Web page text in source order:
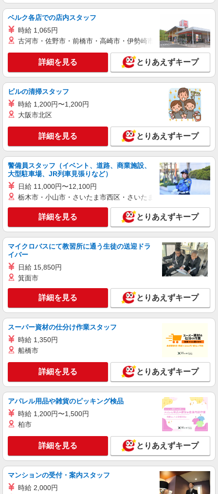
時給1600円〜2250円 ＜日払い有/週払い有/交
通費全支給(ガソリン代含む)＞
詳細を見る
株式会社kotrio /●SW-S-2023265
【東久留米駅】看護助手募集(パート)＊柔軟性
がある働き方♪
時給1550円〜2312円 ＜交通費全支給(ガソリ
東久留米市/駅チカで好アクセス★
キープ 詳細を見る
職業紹介
株式会社kotrio /●SW-S-2078167
ひばりケ丘＊高日収＊高齢者向け住宅の看護師
＊パート勤務
時給2400円〜＜交通費全額支給(ガソリン代含
む)＞
東久留米市＊交通費全額支給
詳細を見る
職業紹介
株式会社kotrio /●SW-S-2097516
≪正社員≫東久留米駅＊看護助手としてキャリ
アを築くチャンス！
【正社員】月給240,000〜400,000円 ・基本
給：200,000円〜220,000円 ・資格手当：10,000〜
30,000円 ・役職手当：10,000〜70,000円 ・処遇改
善手当：20,000〜60,000円（勤続年数、保有資格
により変動） ・固定残業手当：20,000円（10時
間） ※固定残業時間を超過する場合には超過勤務
手当として別途支給 ・夜勤手当：10,000円/1回
（上記給与とは別に支給） 下記資格をお持ちの方
歓迎 ・認知症介護基礎研修 ・初任者研修 ・実務
者研修 ・介護福祉士 など
キープ 詳細を見る
株式会社kotrio /●SW-S-2078289
＼介護施設の看護師界隈でも大人気！／日勤の
時給2400円〜＜交通費全額支給(ガソリン代含
む)＞
東久留米市/駅チカで好アクセス★
キープ 詳細を見る
ベルク各店での店内スタッフ
時給 1,065円
古河市・佐野市・前橋市・高崎市・伊勢崎市・太田市・館林市
詳細を見る とりあえずキープ
ビルの清掃スタッフ
時給 1,200円〜1,200円
大阪市北区
詳細を見る とりあえずキープ
警備員スタッフ（イベント、道路、商業施設、
大型駐車場、JR列車見張りなど）
日給 11,000円〜12,100円
栃木市・小山市・さいたま市西区・さいたま市岩槻区・久喜市・
詳細を見る とりあえずキープ
マイクロバスにて教習所に通う生徒の送迎ドラ
イバー
日給 15,850円
箕面市
詳細を見る とりあえずキープ
スーパー資材の仕分け作業スタッフ
時給 1,350円
船橋市
詳細を見る とりあえずキープ
アパレル用品や雑貨のピッキング検品
時給 1,200円〜1,500円
柏市
詳細を見る とりあえずキープ
マンションの受付・案内スタッフ
時給 2,000円